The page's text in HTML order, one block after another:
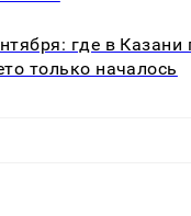
где в Казани
только началось